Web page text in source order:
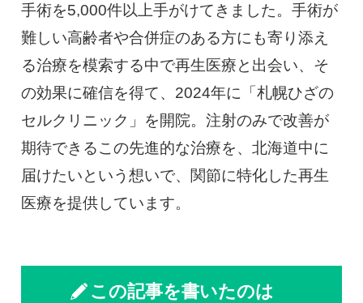
手術を5,000件以上手がけてきました。手術が
難しい高齢者や合併症のある方にも寄り添え
る治療を模索する中で再生医療と出会い、そ
の効果に確信を得て、2024年に「札幌ひざの
セルクリニック」を開院。注射のみで改善が
期待できるこの先進的な治療を、北海道中に
届けたいという想いで、関節に特化した再生
医療を提供しています。
この記事を書いたのは